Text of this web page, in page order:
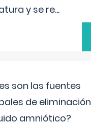
y se re...
son las fuentes
de eliminación
amniótico?